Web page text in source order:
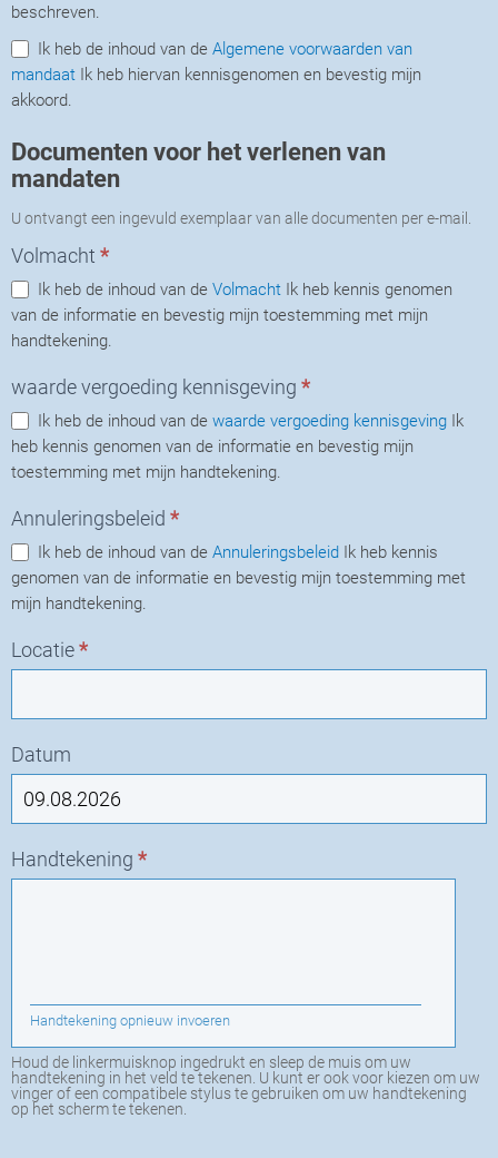
beschreven.
Ik heb de inhoud van de Algemene voorwaarden van
mandaat
akkoord.
Documenten voor het verlenen van
mandaten
U ontvangt een ingevuld exemplaar van alle documenten per e-mail.
Volmacht *
Ik heb de inhoud van de Volmacht Ik heb kennis genomen
van de informatie en bevestig mijn toestemming met mijn
handtekening.
waarde vergoeding kennisgeving *
Ik heb de inhoud van de waarde vergoeding kennisgeving
heb kennis genomen van de informatie en bevestig mijn
toestemming met mijn handtekening.
Annuleringsbeleid *
Ik heb de inhoud van de Annuleringsbeleid
genomen van de informatie en bevestig mijn toestemming met
mijn handtekening.
Locatie*
Datum
Handtekening *
Handtekening opnieuw invoeren
Houd de linkermuisknop ingedrukt en sleep de muis om uw
handtekening in het veld te tekenen. U kunt er ook voor kiezen om uw
vinger of een compatibele stylus te gebruiken om uw handtekening
op het scherm te tekenen.